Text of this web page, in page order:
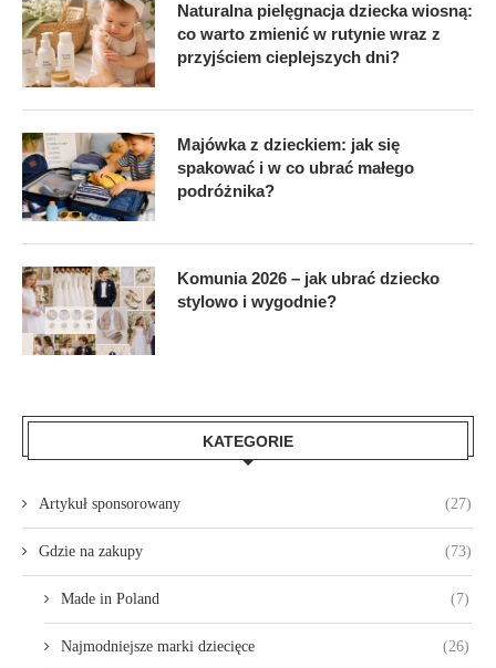
Naturalna pielęgnacja dziecka wiosną:
co warto zmienić w rutynie wraz z
przyjściem cieplejszych dni?
Majówka z dzieckiem: jak się
spakować i w co ubrać małego
podróżnika?
Komunia 2026 – jak ubrać dziecko
stylowo i wygodnie?
KATEGORIE
Artykuł sponsorowany (27)
Gdzie na zakupy (73)
Made in Poland (7)
Najmodniejsze marki dziecięce (26)